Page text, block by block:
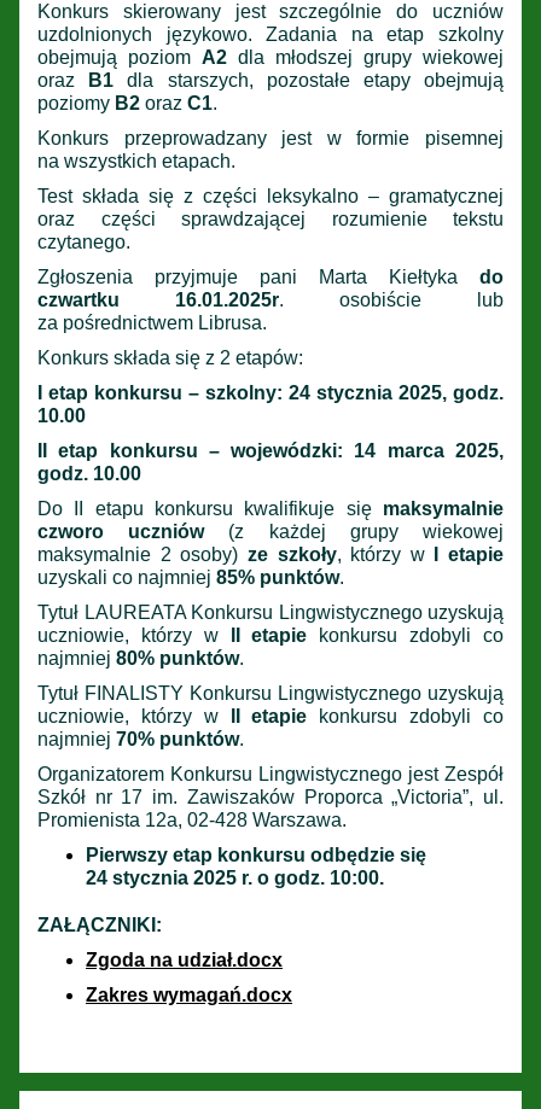
Konkurs skierowany jest szczególnie do uczniów
uzdolnionych językowo. Zadania na etap szkolny
obejmują poziom A2 dla młodszej grupy wiekowej
oraz
B1 dla starszych, pozostałe etapy obejmują
poziomy B2 oraz C1.
Konkurs przeprowadzany jest w formie pisemnej
na wszystkich etapach.
Test składa się z części leksykalno – gramatycznej
oraz części sprawdzającej rozumienie tekstu
czytanego.
Zgłoszenia przyjmuje pani Marta Kiełtyka do
czwartku 16.01.2025r. osobiście lub
za pośrednictwem Librusa.
Konkurs składa się z 2 etapów:
I etap konkursu – szkolny: 24 stycznia 2025, godz.
10.00
II etap konkursu – wojewódzki: 14 marca 2025,
godz. 10.00
Do II etapu konkursu kwalifikuje się maksymalnie
czworo uczniów(z każdej grupy wiekowej
maksymalnie 2 osoby) ze szkoły, którzy w
I etapie
uzyskali co najmniej 85% punktów.
Tytuł LAUREATA Konkursu Lingwistycznego uzyskują
uczniowie, którzy w
II etapie konkursu zdobyli co
najmniej 80% punktów.
Tytuł FINALISTY Konkursu Lingwistycznego uzyskują
uczniowie, którzy w
II etapie konkursu zdobyli co
najmniej 70% punktów.
Organizatorem Konkursu Lingwistycznego jest Zespół
Szkół nr 17 im. Zawiszaków Proporca „Victoria”, ul.
Promienista 12a, 02-428 Warszawa.
Pierwszy etap konkursu odbędzie się
24 stycznia 2025 r. o godz. 10:00.
ZAŁĄCZNIKI:
Zgoda na udział.docx
Zakres wymagań.docx